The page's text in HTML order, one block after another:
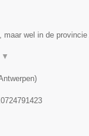
wel in de provincie
▼
)